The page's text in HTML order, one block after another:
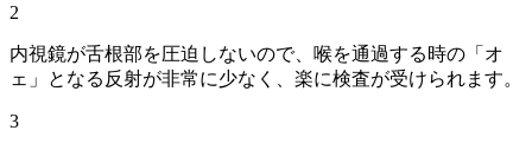
2
内視鏡が舌根部を圧迫しないので、喉を通過する時の「オ
ェ」となる反射が非常に少なく、楽に検査が受けられます。
3